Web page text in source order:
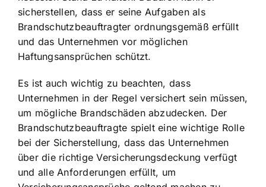
sicherstellen, dass er seine Aufgaben als
Brandschutzbeauftragter ordnungsgemäß erfüllt
und das Unternehmen vor möglichen
Haftungsansprüchen schützt.
Es ist auch wichtig zu beachten, dass
Unternehmen in der Regel versichert sein müssen,
um mögliche Brandschäden abzudecken. Der
Brandschutzbeauftragte spielt eine wichtige Rolle
bei der Sicherstellung, dass das Unternehmen
über die richtige Versicherungsdeckung verfügt
und alle Anforderungen erfüllt, um